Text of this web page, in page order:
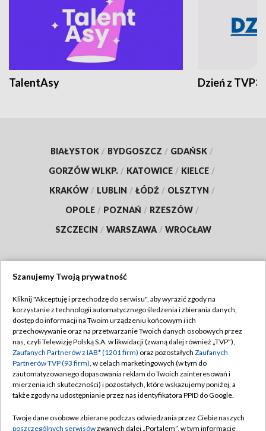
TalentAsy Dzień z TVP3
BIAŁYSTOK / BYDGOSZCZ / GDAŃSK /
GORZÓW WLKP. / KATOWICE / KIELCE /
KRAKÓW / LUBLIN / ŁÓDŹ / OLSZTYN /
OPOLE / POZNAŃ / RZESZÓW /
SZCZECIN / WARSZAWA / WROCŁAW
TVP
Abonament TVP
Emisja w TVP
Centrum informacji TVP
Naziemna Telewizja Cyfrowa
Rada Programowa
Regulamin TVP
Polityka prywatności
Moje zgody
Pomoc
Szanujemy Twoją prywatność
Kliknij "Akceptuję i przechodzę do serwisu", aby wyrazić zgody na
korzystanie z technologii automatycznego śledzenia i zbierania danych,
dostęp do informacji na Twoim urządzeniu końcowym i ich
przechowywanie oraz na przetwarzanie Twoich danych osobowych przez
nas, czyli Telewizję Polską S.A. w likwidacji (zwaną dalej również „TVP”),
Zaufanych Partnerów z IAB* (1201 firm) oraz pozostałych Zaufanych
Partnerów TVP (93 firm), w celach marketingowych (w tym do
zautomatyzowanego dopasowania reklam do Twoich zainteresowań i
mierzenia ich skuteczności) i pozostałych, które wskazujemy poniżej, a
także zgody na udostępnianie przez nas identyfikatora PPID do Google.
Twoje dane osobowe zbierane podczas odwiedzania przez Ciebie naszych
poszczególnych serwisówzwanych dalej „Portalem”, w tym informacje